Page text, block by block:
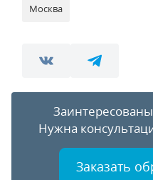
Москва
Нужна
Заказать